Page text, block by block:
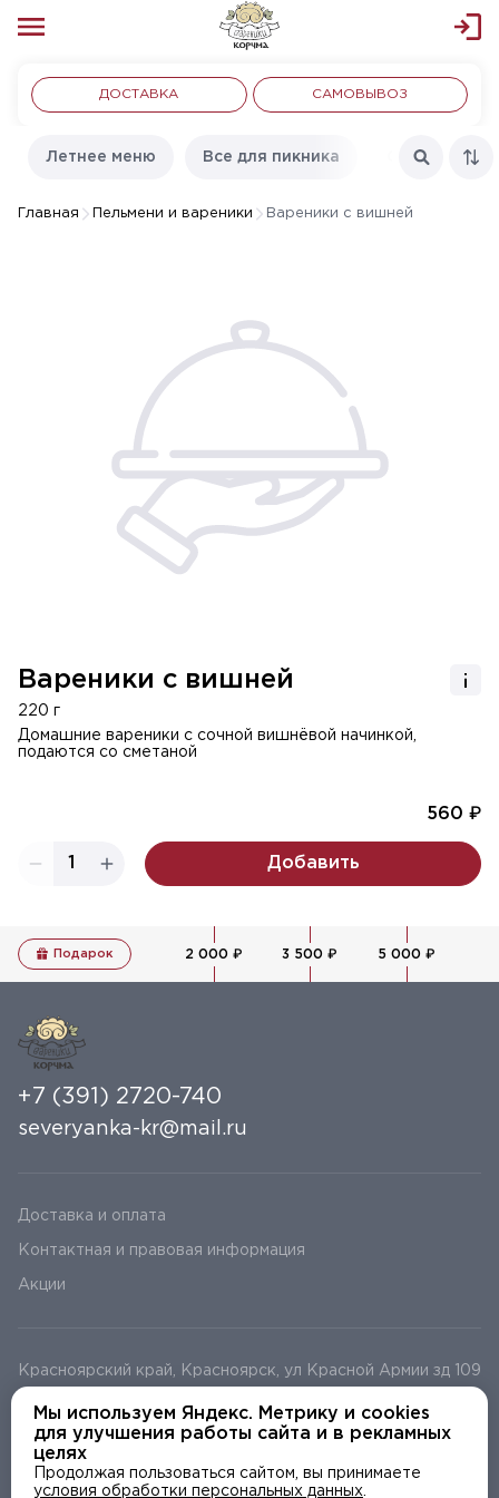
ДОСТАВКА САМОВЫВОЗ
Летнее меню Все для пикника С пылу с
Главная Пельмени и вареники Вареники с вишней
Вареники с вишней
220 г
Домашние вареники с сочной вишнёвой начинкой,
подаются со сметаной
560 ₽
1 Добавить
Подарок 2 000 ₽ 3 500 ₽ 5 000 ₽
+7 (391) 2720-740
severyanka-kr@mail.ru
Доставка и оплата
Контактная и правовая информация
Акции
Красноярский край, Красноярск, ул Красной Армии зд 109
Красноярский край, Красноярск, ул Весны д 1
Мы используем Яндекс. Метрику и cookies
для улучшения работы сайта и в рекламных
целях
Продолжая пользоваться сайтом, вы принимаете
условия обработки персональных данных